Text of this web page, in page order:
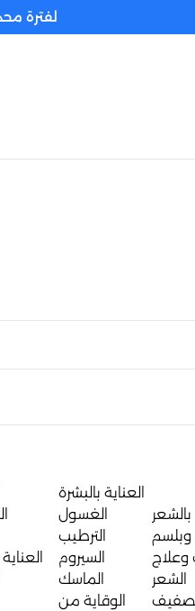
بالشعر
وبلسم
وعلاج
الشعر
تصفيف
العناية بالبشرة
الغسول
الترطيب
السيروم
الماسك
الوقاية من
لفترة